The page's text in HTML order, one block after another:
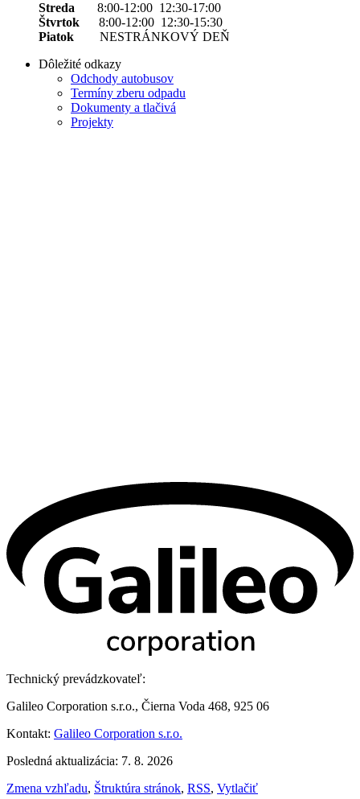
Streda 8:00-12:00 12:30-17:00
Štvrtok
8:00-12:00 12:30-15:30
Piatok NESTRÁNKOVÝ DEŇ
Dôležité odkazy
Odchody autobusov
Termíny zberu odpadu
Dokumenty a tlačivá
Projekty
Technický prevádzkovateľ:
Galileo Corporation s.r.o., Čierna Voda 468, 925 06
Kontakt: Galileo Corporation s.r.o.
Posledná aktualizácia: 7. 8. 2026
Zmena vzhľadu, Štruktúra stránok, RSS, Vytlačiť